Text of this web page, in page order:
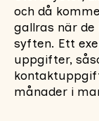
och då
gallras när de
syften. Ett
uppgifter,
månader i